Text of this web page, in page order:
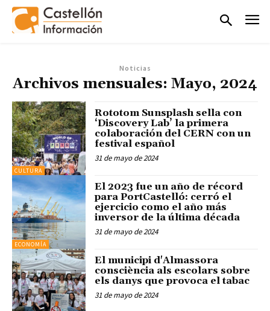
Noticias
Archivos mensuales: Mayo, 2024
CULTURA
Rototom Sunsplash sella con
‘Discovery Lab’ la primera
colaboración del CERN con un
festival español
31 de mayo de 2024
ECONOMÍA
El 2023 fue un año de récord
para PortCastelló: cerró el
ejercicio como el año más
inversor de la última década
31 de mayo de 2024
El municipi d'Almassora
consciència als escolars sobre
els danys que provoca el tabac
31 de mayo de 2024